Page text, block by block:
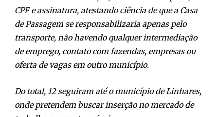
CPF e assinatura, atestando ciência de que a Casa
de Passagem se responsabilizaria apenas pelo
transporte, não havendo qualquer intermediação
de emprego, contato com fazendas, empresas ou
oferta de vagas em outro município.
Do total, 12 seguiram até o município de Linhares,
onde pretendem buscar inserção no mercado de